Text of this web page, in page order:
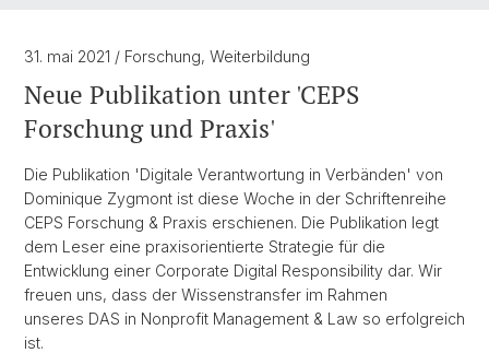
31. mai 2021 / Forschung, Weiterbildung
Neue Publikation unter 'CEPS
Forschung und Praxis'
Die Publikation 'Digitale Verantwortung in Verbänden' von
Dominique Zygmont ist diese Woche in der Schriftenreihe
CEPS Forschung & Praxis erschienen. Die Publikation legt
dem Leser eine praxisorientierte Strategie für die
Entwicklung einer Corporate Digital Responsibility dar. Wir
freuen uns, dass der Wissenstransfer im Rahmen
unseres DAS in Nonprofit Management & Law so erfolgreich
ist.